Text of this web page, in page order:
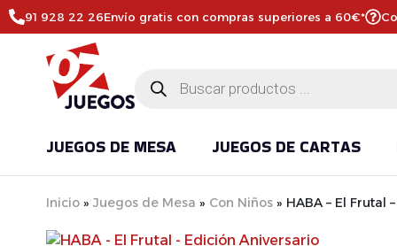
91 928 22 26Envío gratis con compras superiores a 60€*
JUEGOS DE MESA JUEGOS DE CARTAS
Inicio » Juegos de Mesa » Con Niños » HABA – El Frutal